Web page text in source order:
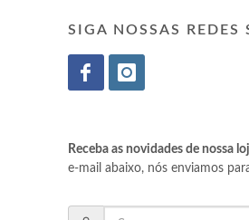
SIGA NOSSAS REDES
Receba as novidades de nossa
e-mail abaixo, nós enviamos